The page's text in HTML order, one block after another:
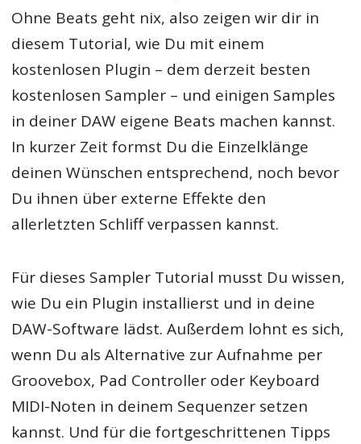
Ohne Beats geht nix, also zeigen wir dir in
diesem Tutorial, wie Du mit einem
kostenlosen Plugin – dem derzeit besten
kostenlosen Sampler – und einigen Samples
in deiner DAW eigene Beats machen kannst.
In kurzer Zeit formst Du die Einzelklänge
deinen Wünschen entsprechend, noch bevor
Du ihnen über externe Effekte den
allerletzten Schliff verpassen kannst.
Für dieses Sampler Tutorial musst Du wissen,
wie Du ein Plugin installierst und in deine
DAW-Software lädst. Außerdem lohnt es sich,
wenn Du als Alternative zur Aufnahme per
Groovebox, Pad Controller oder Keyboard
MIDI-Noten in deinem Sequenzer setzen
kannst. Und für die fortgeschrittenen Tipps